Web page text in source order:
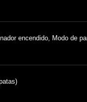
encendido, Modo de